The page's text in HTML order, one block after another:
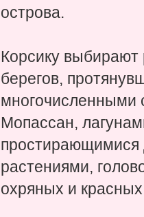
острова.
Корсику
берегов,
многочисленными
Мопассан,
простирающимися
растениями,
охряных и